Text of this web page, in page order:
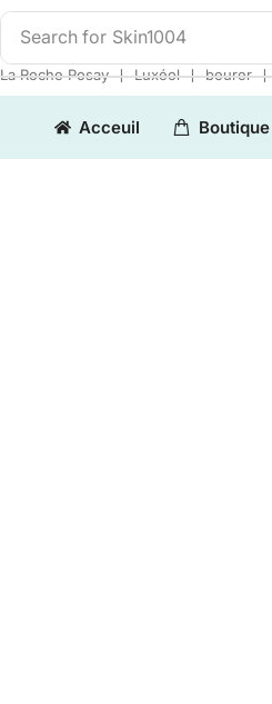
Search for Skin1004
La Roche Posay ❘ Luxéol ❘ beurer ❘
Acceuil Boutique